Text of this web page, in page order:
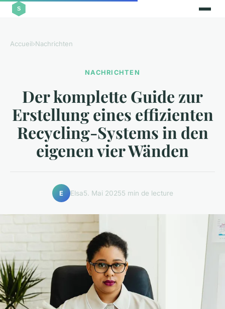
Accueil›Nachrichten
NACHRICHTEN
Der komplette Guide zur
Erstellung eines effizienten
Recycling-Systems in den
eigenen vier Wänden
E Elsa5. Mai 20255 min de lecture